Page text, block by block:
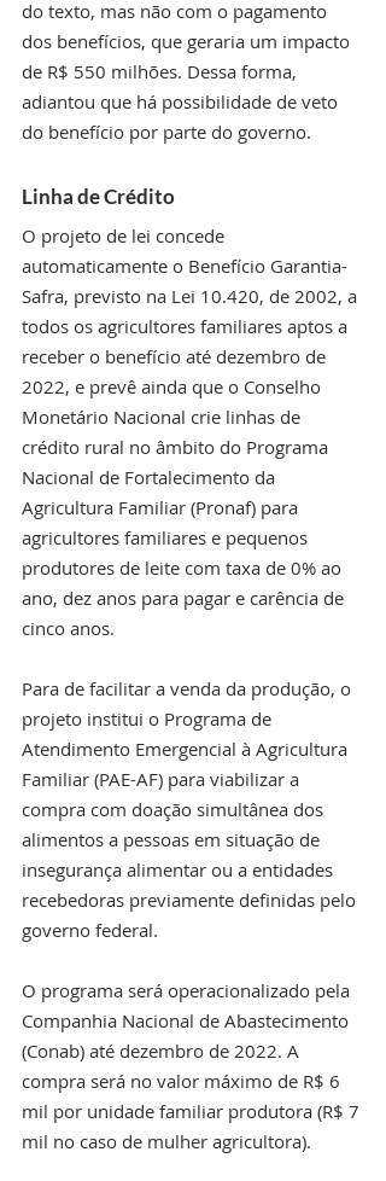
do texto, mas não com o pagamento
dos benefícios, que geraria um impacto
de R$ 550 milhões. Dessa forma,
adiantou que há possibilidade de veto
do benefício por parte do governo.
Linha de Crédito
O projeto de lei concede
automaticamente o Benefício Garantia-
Safra, previsto na Lei 10.420, de 2002, a
todos os agricultores familiares aptos a
receber o benefício até dezembro de
2022, e prevê ainda que o Conselho
Monetário Nacional crie linhas de
crédito rural no âmbito do Programa
Nacional de Fortalecimento da
Agricultura Familiar (Pronaf) para
agricultores familiares e pequenos
produtores de leite com taxa de 0% ao
ano, dez anos para pagar e carência de
cinco anos.
Para de facilitar a venda da produção, o
projeto institui o Programa de
Atendimento Emergencial à Agricultura
Familiar (PAE-AF) para viabilizar a
compra com doação simultânea dos
alimentos a pessoas em situação de
insegurança alimentar ou a entidades
recebedoras previamente definidas pelo
governo federal.
O programa será operacionalizado pela
Companhia Nacional de Abastecimento
(Conab) até dezembro de 2022. A
compra será no valor máximo de R$ 6
mil por unidade familiar produtora (R$ 7
mil no caso de mulher agricultora).